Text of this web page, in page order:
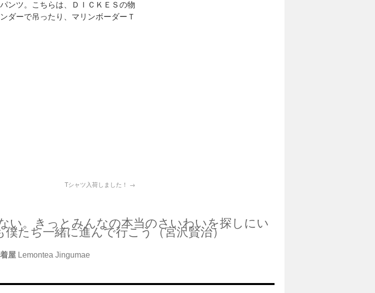
ンツ。こちらは、ＤＩＣＫＥＳの物
ダーで吊ったり、マリンボーダーＴ
Tシャツ入荷しました！ →
い。きっとみんなの本当のさいわいを探しにい
たち一緒に進んで行こう（宮沢賢治）
屋 Lemontea Jingumae